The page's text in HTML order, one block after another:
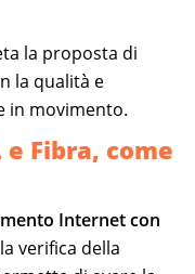
la proposta di
la qualità e
in movimento.
Fibra, come
Internet con
verifica della